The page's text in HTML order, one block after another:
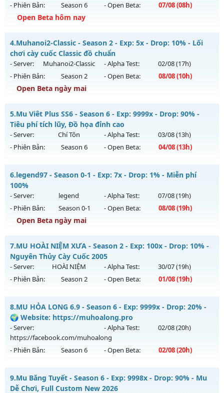
Exp: 500x - Drop: 20%
Kiểu reset: Reset In Game
Antihack: chống hack 99%
- Phiên Bản:
Season 6 - Open Beta: 07/08(08h)
Open Beta hôm nay
++ MU HÙNG BÁ ++ - Siêu Phẩm MU
Mu mới ra tháng 08 2026 - Mở máy chủ
ngày 07/08/2626
Exp: 200x - Drop: 10%
Kiểu reset: Reset In Game
Antihack: Shark Shield
4.Muhanoi2-Classic - Season 2 - Exp: 5x - Drop: 10% - Lối
chơi cày cuốc Classic đồ chuẩn
- Server: Muhanoi2-Classic - Alpha Test: 02/08(17h)
- Phiên Bản:
Season 2 - Open Beta: 08/08(10h)
Open Beta ngày mai
Muhanoi2-Classic - Lối chơi cày cuốc Classic đồ chuẩn
Mu mới ra tháng 08 2026 - Mở máy chủ
vào 10h ngày 08/08/2626
Exp: 5x - Drop: 10%
Thể loại: Mu Nguyên bản Webzen
Antihack: Pro
5.Mu Viêt Plus SS6 - Season 6 - Exp: 9999x - Drop: 90% -
Tiêu phí tích lũy, Đồ họa đỉnh cao
- Server: Chí Tôn - Alpha Test: 03/08(13h)
- Phiên Bản:
Season 6 - Open Beta: 04/08(13h)
Mu Viêt Plus SS6 - Tiêu phí tích lũy, Đồ họa đỉnh cao
Mu mới ra tháng 08 2026 - Mở máy chủ
ngày 04/08/2626
Exp: 9999x - Drop: 90%
Kiểu reset: Reset In Game
Thể loại: Mu Bán Đồ Full Trong Shop
Antihack: Phoenix 2026
6.legend97 - Season 0-1 - Exp: 7x - Drop: 1% - Miễn phí
100%
- Server: legend - Alpha Test: 07/08(19h)
- Phiên Bản:
Season 0-1 - Open Beta: 08/08(19h)
Open Beta ngày mai
legend97 - Miễn phí 100%
Mu mới ra tháng 08 2026 - Mở máy chủ
ngày 08/08/2626
Exp: 7x - Drop: 1%
Thể loại: Mu Nguyên bản Webzen
Antihack: Bandicam Hack 100%
7.MU HOÀI NIỆM XƯA - Season 2 - Exp: 100x - Drop: 10% -
Nguyên Thủy Cày Cuốc 2005
- Server: HOÀI NIỆM - Alpha Test: 30/07(19h)
- Phiên Bản:
Season 2 - Open Beta: 01/08(19h)
MU HOÀI NIỆM XƯA - Nguyên Thủy Cày Cuốc 2005
Mu mới ra tháng 08 2026 - Mở máy chủ
ngày 01/08/2626
Exp: 100x - Drop: 10%
Antihack: Phiên bản mới nhất
8.MU HỎA LONG 6.9 - Season 6 - Exp: 9999x - Drop: 20% -
🌍 Website: https://muhoalong.pro
- Server:
https://facebook.com/muhoalong
- Alpha Test: 02/08(20h)
- Phiên Bản: Season 6 - Open Beta: 02/08(20h)
MU HỎA LONG 6.9 - 🌍 Website: https://muhoalong.pro
Mu mới ra tháng 08 2026 - Mở máy chủ
9.Mu Băng Tuyết - Season 6 - Exp: 9998x - Drop: 90% - Mu
Dễ Chơi, Full Custom New 2026